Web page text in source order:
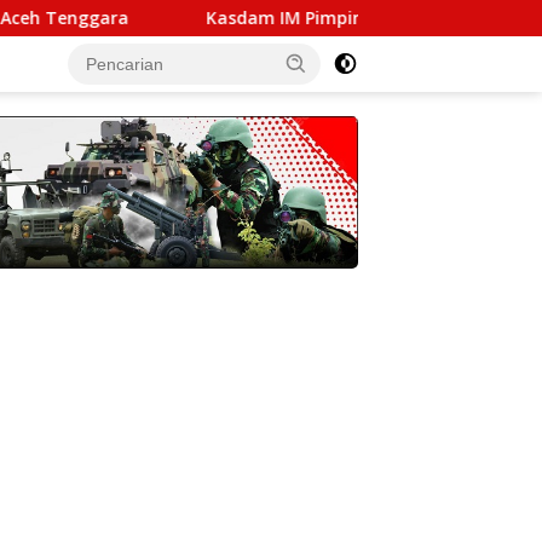
Kasdam IM Pimpin Sertijab Pejabat Kodam